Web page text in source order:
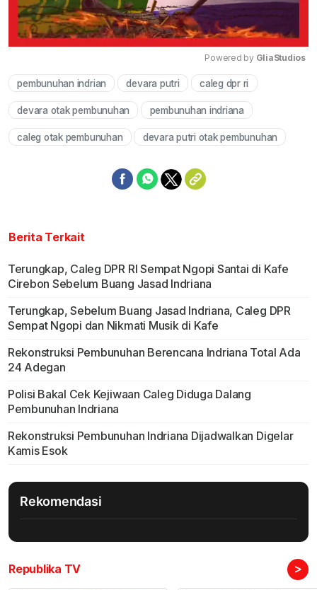
Powered by GliaStudios
pembunuhan indrian devara putri caleg dpr ri
devara otak pembunuhan pembunuhan indriana
caleg otak pembunuhan devara putri otak pembunuhan
Berita Terkait
Terungkap, Caleg DPR RI Sempat Ngopi Santai di Kafe
Cirebon Sebelum Buang Jasad Indriana
Terungkap, Sebelum Buang Jasad Indriana, Caleg DPR
Sempat Ngopi dan Nikmati Musik di Kafe
Rekonstruksi Pembunuhan Berencana Indriana Total Ada
24 Adegan
Polisi Bakal Cek Kejiwaan Caleg Diduga Dalang
Pembunuhan Indriana
Rekonstruksi Pembunuhan Indriana Dijadwalkan Digelar
Kamis Esok
Rekomendasi
Republika TV >